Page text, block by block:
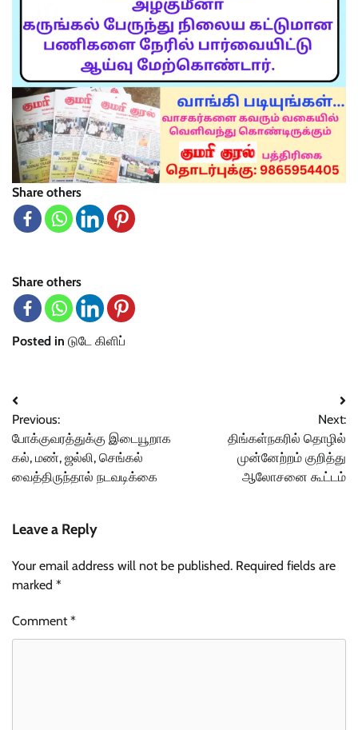
Share others
Share others
Posted in டுடே கிளிப்
Post
navigation
Previous:
போக்குவரத்துக்கு இடையூறாக
கல், மண், ஜல்லி, செங்கல்
வைத்திருந்தால் நடவடிக்கை
Next:
திங்கள்நகரில் தொழில்
முன்னேற்றம் குறித்து
ஆலோசனை கூட்டம்
Leave a Reply
Your email address will not be published. Required fields are
marked *
Comment*